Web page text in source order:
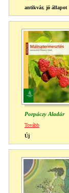
antikvár, jó állapot
Porpáczy Aladár
Tovább
Új